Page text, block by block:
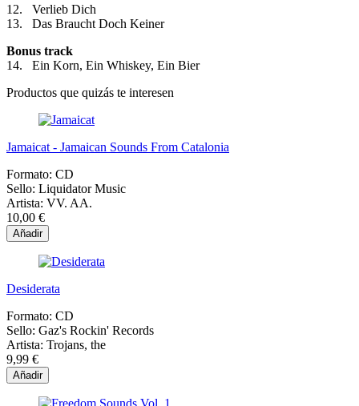
12. Verlieb Dich
13. Das Braucht Doch Keiner
Bonus track
14. Ein Korn, Ein Whiskey, Ein Bier
Productos que quizás te interesen
Jamaicat - Jamaican Sounds From Catalonia
Formato: CD
Sello: Liquidator Music
Artista: VV. AA.
10,00 €
Añadir
Desiderata
Formato: CD
Sello: Gaz's Rockin' Records
Artista: Trojans, the
9,99 €
Añadir